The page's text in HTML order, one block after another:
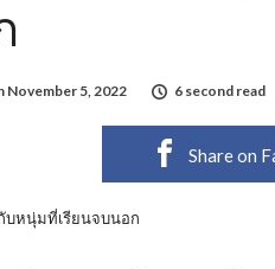
November 5, 2022 6 second read
Share on